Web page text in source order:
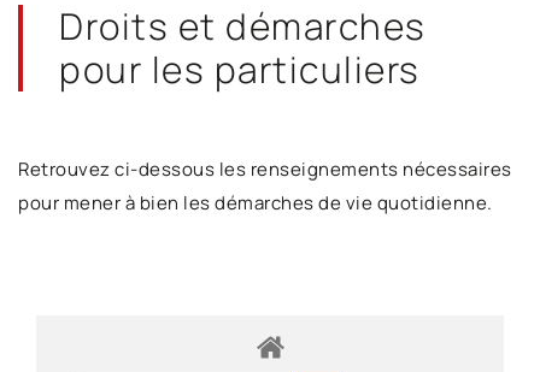
Droits et démarches
pour les particuliers
Retrouvez ci-dessous les renseignements nécessaires
pour mener à bien les démarches de vie quotidienne.